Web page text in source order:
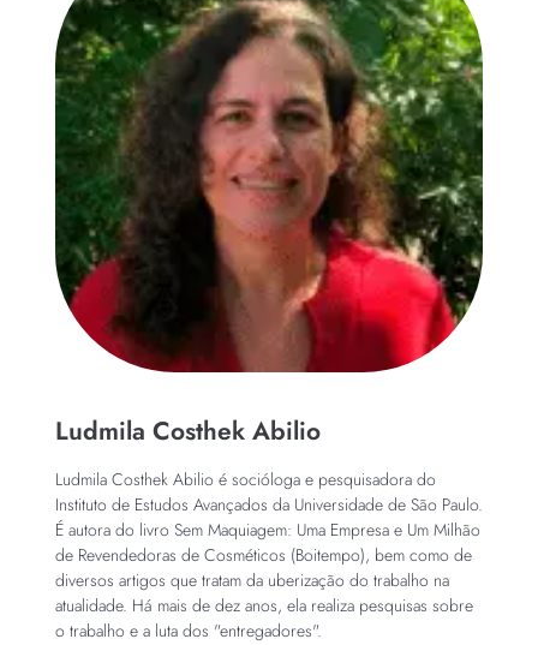
Ludmila Costhek Abilio
Ludmila Costhek Abilio é socióloga e pesquisadora do
Instituto de Estudos Avançados da Universidade de São Paulo.
É autora do livro Sem Maquiagem: Uma Empresa e Um Milhão
de Revendedoras de Cosméticos (Boitempo), bem como de
diversos artigos que tratam da uberização do trabalho na
atualidade. Há mais de dez anos, ela realiza pesquisas sobre
o trabalho e a luta dos "entregadores".